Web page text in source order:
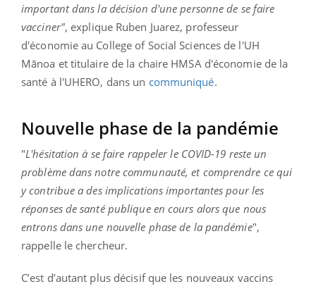
important dans la décision d'une personne de se faire
vacciner", explique Ruben Juarez, professeur
d'économie au College of Social Sciences de l'UH
Mānoa et titulaire de la chaire HMSA d'économie de la
santé à l'UHERO, dans un communiqué.
Nouvelle phase de la pandémie
"L'hésitation à se faire rappeler le COVID-19 reste un
problème dans notre communauté, et comprendre ce qui
y contribue a des implications importantes pour les
réponses de santé publique en cours alors que nous
entrons dans une nouvelle phase de la pandémie",
rappelle le chercheur.
C’est d’autant plus décisif que les nouveaux vaccins